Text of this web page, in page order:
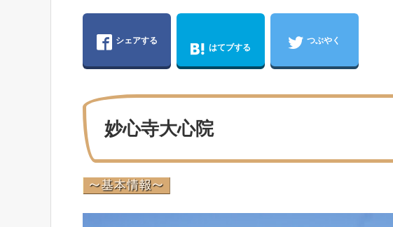
シェアする
はてブする
つぶやく
妙心寺大心院